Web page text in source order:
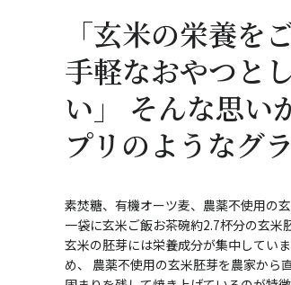
「玄米の栄養を
手軽なおやつと
い」 そんな思い
プリのようなグ
素焚糖、有機オーツ麦、農薬不使用の
一袋に玄米ご飯お茶碗約2.7杯分の玄米
玄米の胚芽には栄養成分が集中してい
め、 農薬不使用の玄米胚芽を農家から